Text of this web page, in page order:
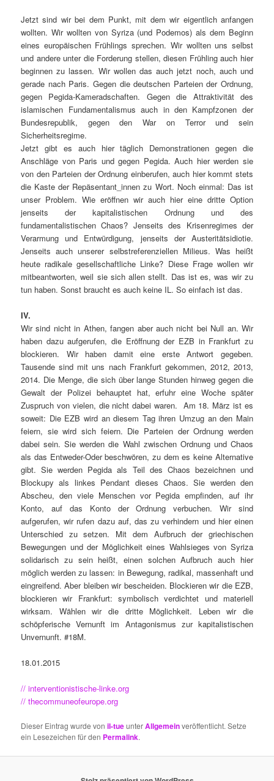
Jetzt sind wir bei dem Punkt, mit dem wir eigentlich anfangen
wollten. Wir wollten von Syriza (und Podemos) als dem Beginn
eines europäischen Frühlings sprechen. Wir wollten uns selbst
und andere unter die Forderung stellen, diesen Frühling auch hier
beginnen zu lassen. Wir wollen das auch jetzt noch, auch und
gerade nach Paris. Gegen die deutschen Parteien der Ordnung,
gegen Pegida-Kameradschaften. Gegen die Attraktivität des
islamischen Fundamentalismus auch in den Kampfzonen der
Bundesrepublik, gegen den War on Terror und sein
Sicherheitsregime.
Jetzt gibt es auch hier täglich Demonstrationen gegen die
Anschläge von Paris und gegen Pegida. Auch hier werden sie
von den Parteien der Ordnung einberufen, auch hier kommt stets
die Kaste der Repäsentant_innen zu Wort. Noch einmal: Das ist
unser Problem. Wie eröffnen wir auch hier eine dritte Option
jenseits der kapitalistischen Ordnung und des
fundamentalistischen Chaos? Jenseits des Krisenregimes der
Verarmung und Entwürdigung, jenseits der Austeritätsidiotie.
Jenseits auch unserer selbstreferenziellen Milieus. Was heißt
heute radikale gesellschaftliche Linke? Diese Frage wollen wir
mitbeantworten, weil sie sich allen stellt. Das ist es, was wir zu
tun haben. Sonst braucht es auch keine IL. So einfach ist das.
IV.
Wir sind nicht in Athen, fangen aber auch nicht bei Null an. Wir
haben dazu aufgerufen, die Eröffnung der EZB in Frankfurt zu
blockieren. Wir haben damit eine erste Antwort gegeben.
Tausende sind mit uns nach Frankfurt gekommen, 2012, 2013,
2014. Die Menge, die sich über lange Stunden hinweg gegen die
Gewalt der Polizei behauptet hat, erfuhr eine Woche später
Zuspruch von vielen, die nicht dabei waren. Am 18. März ist es
soweit: Die EZB wird an diesem Tag ihren Umzug an den Main
feiern, sie wird sich feiern. Die Parteien der Ordnung werden
dabei sein. Sie werden die Wahl zwischen Ordnung und Chaos
als das Entweder-Oder beschwören, zu dem es keine Alternative
gibt. Sie werden Pegida als Teil des Chaos bezeichnen und
Blockupy als linkes Pendant dieses Chaos. Sie werden den
Abscheu, den viele Menschen vor Pegida empfinden, auf ihr
Konto, auf das Konto der Ordnung verbuchen. Wir sind
aufgerufen, wir rufen dazu auf, das zu verhindern und hier einen
Unterschied zu setzen. Mit dem Aufbruch der griechischen
Bewegungen und der Möglichkeit eines Wahlsieges von Syriza
solidarisch zu sein heißt, einen solchen Aufbruch auch hier
möglich werden zu lassen: in Bewegung, radikal, massenhaft und
eingreifend. Aber bleiben wir bescheiden. Blockieren wir die EZB,
blockieren wir Frankfurt: symbolisch verdichtet und materiell
wirksam. Wählen wir die dritte Möglichkeit. Leben wir die
schöpferische Vernunft im Antagonismus zur kapitalistischen
Unvernunft. #18M.
18.01.2015
// interventionistische-linke.org
// thecommuneofeurope.org
Dieser Eintrag wurde vonil-tueunterAllgemeinveröffentlicht. Setze
ein Lesezeichen für den Permalink.